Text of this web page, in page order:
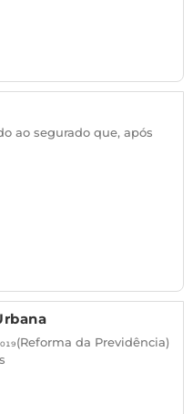
ao segurado que, após
da Previdência)